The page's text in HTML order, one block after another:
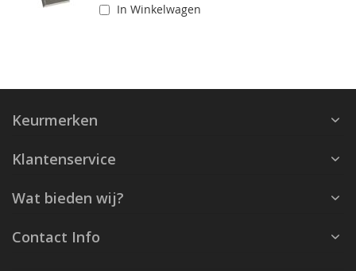
In Winkelwagen
Keurmerken
Klantenservice
Wat bieden wij?
Contact Info